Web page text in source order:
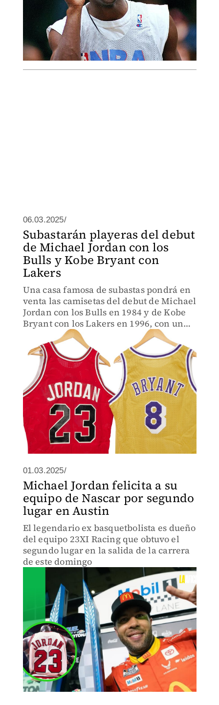
06.03.2025/
Subastarán playeras del debut
de Michael Jordan con los
Bulls y Kobe Bryant con
Lakers
Una casa famosa de subastas pondrá en
venta las camisetas del debut de Michael
Jordan con los Bulls en 1984 y de Kobe
Bryant con los Lakers en 1996, con un
valor estimado de 20 millones de
dólares.
01.03.2025/
Michael Jordan felicita a su
equipo de Nascar por segundo
lugar en Austin
El legendario ex basquetbolista es dueño
del equipo 23XI Racing que obtuvo el
segundo lugar en la salida de la carrera
de este domingo